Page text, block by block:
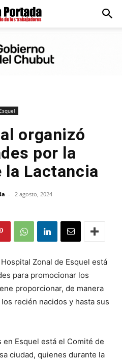
Esquel
organizó
por la
la Lactancia
- 2 agosto, 2024
Zonal de Esquel está
para promocionar los
proporcionar, de manera
recién nacidos y hasta sus
Esquel está el Comité de
ciudad, quienes durante la